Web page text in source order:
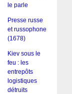
le parle
Presse russe
et russophone
(1678)
Kiev sous le
feu : les
entrepôts
logistiques
détruits